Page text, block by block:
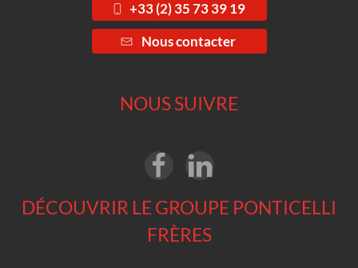
+33 (2) 35 73 39 19
Nous contacter
NOUS SUIVRE
DÉCOUVRIR LE GROUPE PONTICELLI
FRÈRES